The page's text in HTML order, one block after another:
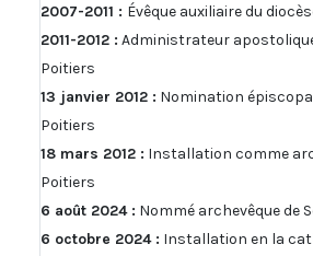
2007-2011 : Évêque auxiliaire du
2011-2012 : Administrateur
Poitiers
13 janvier 2012 : Nomination
Poitiers
18 mars 2012 : Installation comme
Poitiers
6 août 2024 : Nommé archevêque de
6 octobre 2024 : Installation en la